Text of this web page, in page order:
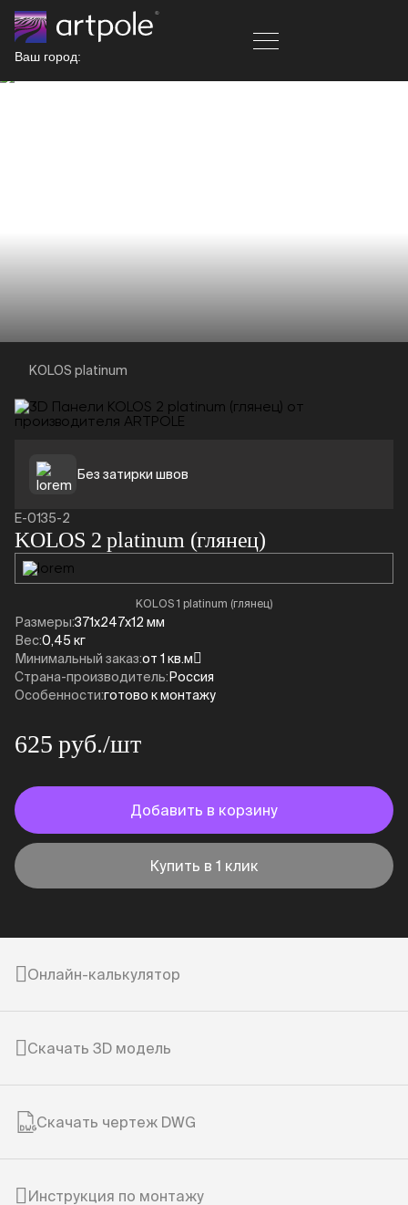
Ваш город:
KOLOS platinum
Без затирки швов
E-0135-2
KOLOS 2 platinum (глянец)
KOLOS 1 platinum (глянец)
Размеры:371x247x12 мм
Вес:0,45 кг
Минимальный заказ:от 1 кв.м
Страна-производитель: Россия
Особенности:готово к монтажу
625 руб./шт
Добавить в корзину
Купить в 1 клик
Онлайн-калькулятор
Скачать 3D модель
Скачать чертеж DWG
Инструкция по монтажу